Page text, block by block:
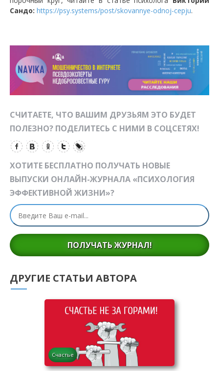
Сандо: https://psy.systems/post/skovannye-odnoj-cepju.
СЧИТАЕТЕ, ЧТО ВАШИМ ДРУЗЬЯМ ЭТО БУДЕТ
ПОЛЕЗНО? ПОДЕЛИТЕСЬ С НИМИ В СОЦСЕТЯХ!
ХОТИТЕ БЕСПЛАТНО ПОЛУЧАТЬ НОВЫЕ
ВЫПУСКИ ОНЛАЙН-ЖУРНАЛА «ПСИХОЛОГИЯ
ЭФФЕКТИВНОЙ ЖИЗНИ»?
ПОЛУЧАТЬ ЖУРНАЛ!
ДРУГИЕ СТАТЬИ АВТОРА
Счастье